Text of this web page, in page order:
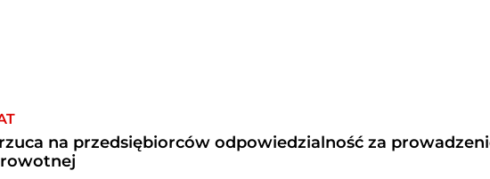
na przedsiębiorców odpowiedzialność za